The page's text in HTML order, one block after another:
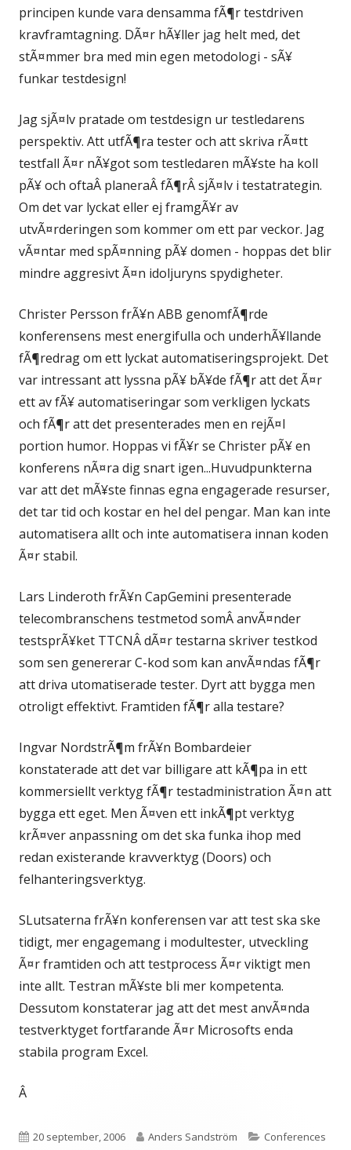
principen kunde vara densamma fÃ¶r testdriven
kravframtagning. DÃ¤r hÃ¥ller jag helt med, det
stÃ¤mmer bra med min egen metodologi - sÃ¥
funkar testdesign!
Jag sjÃ¤lv pratade om testdesign ur testledarens
perspektiv. Att utfÃ¶ra tester och att skriva rÃ¤tt
testfall Ã¤r nÃ¥got som testledaren mÃ¥ste ha koll
pÃ¥ och oftaÂ planeraÂ fÃ¶rÂ sjÃ¤lv i testatrategin.
Om det var lyckat eller ej framgÃ¥r av
utvÃ¤rderingen som kommer om ett par veckor. Jag
vÃ¤ntar med spÃ¤nning pÃ¥ domen - hoppas det blir
mindre aggresivt Ã¤n idoljuryns spydigheter.
Christer Persson frÃ¥n ABB genomfÃ¶rde
konferensens mest energifulla och underhÃ¥llande
fÃ¶redrag om ett lyckat automatiseringsprojekt. Det
var intressant att lyssna pÃ¥ bÃ¥de fÃ¶r att det Ã¤r
ett av fÃ¥ automatiseringar som verkligen lyckats
och fÃ¶r att det presenterades men en rejÃ¤l
portion humor. Hoppas vi fÃ¥r se Christer pÃ¥ en
konferens nÃ¤ra dig snart igen...Huvudpunkterna
var att det mÃ¥ste finnas egna engagerade resurser,
det tar tid och kostar en hel del pengar. Man kan inte
automatisera allt och inte automatisera innan koden
Ã¤r stabil.
Lars Linderoth frÃ¥n CapGemini presenterade
telecombranschens testmetod somÂ anvÃ¤nder
testsprÃ¥ket TTCNÂ dÃ¤r testarna skriver testkod
som sen genererar C-kod som kan anvÃ¤ndas fÃ¶r
att driva utomatiserade tester. Dyrt att bygga men
otroligt effektivt. Framtiden fÃ¶r alla testare?
Ingvar NordstrÃ¶m frÃ¥n Bombardeier
konstaterade att det var billigare att kÃ¶pa in ett
kommersiellt verktyg fÃ¶r testadministration Ã¤n att
bygga ett eget. Men Ã¤ven ett inkÃ¶pt verktyg
krÃ¤ver anpassning om det ska funka ihop med
redan existerande kravverktyg (Doors) och
felhanteringsverktyg.
SLutsaterna frÃ¥n konferensen var att test ska ske
tidigt, mer engagemang i modultester, utveckling
Ã¤r framtiden och att testprocess Ã¤r viktigt men
inte allt. Testran mÃ¥ste bli mer kompetenta.
Dessutom konstaterar jag att det mest anvÃ¤nda
testverktyget fortfarande Ã¤r Microsofts enda
stabila program Excel.
Â
Publicerat
20 september, 2006 Författare
Anders Sandström Kategorier
Conferences